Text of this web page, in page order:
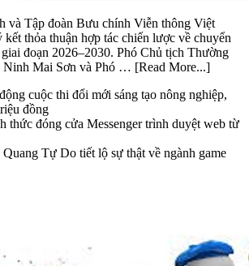
và Tập đoàn Bưu chính Viễn thông Việt
thỏa thuận hợp tác chiến lược về chuyển
đoạn 2026–2030. Phó Chủ tịch Thường
Mai Sơn và Phó … [Read More...]
cuộc thi đổi mới sáng tạo nông nghiệp,
đồng
thức đóng cửa Messenger trình duyệt web từ
Tự Do tiết lộ sự thật về ngành game